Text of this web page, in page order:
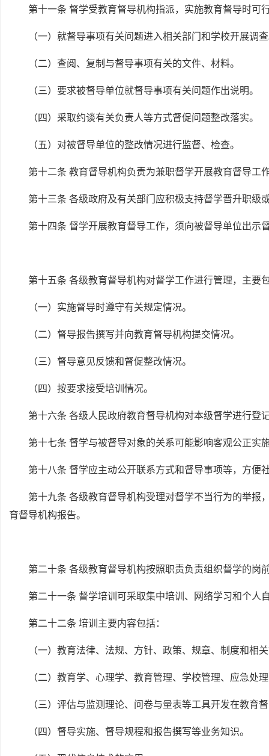
第十一条 督学受教育督导机构指派，实施教育督导时可
（一）就督导事项有关问题进入相关部门和学校开展调
（二）查阅、复制与督导事项有关的文件、材料。
（三）要求被督导单位就督导事项有关问题作出说明。
（四）采取约谈有关负责人等方式督促问题整改落实。
（五）对被督导单位的整改情况进行监督、检查。
第十二条 教育督导机构负责为兼职督学开展教育督导工
第十三条 各级政府及有关部门应积极支持督学晋升职级
第十四条 督学开展教育督导工作，须向被督导单位出示
第十五条 各级教育督导机构对督学工作进行管理，主要
（一）实施督导时遵守有关规定情况。
（二）督导报告撰写并向教育督导机构提交情况。
（三）督导意见反馈和督促整改情况。
（四）按要求接受培训情况。
第十六条 各级人民政府教育督导机构对本级督学进行登
第十七条 督学与被督导对象的关系可能影响客观公正实
第十八条 督学应主动公开联系方式和督导事项等，方便
第十九条 各级教育督导机构受理对督学不当行为的举报
育督导机构报告。
第二十条 各级教育督导机构按照职责负责组织督学的岗
第二十一条 督学培训可采取集中培训、网络学习和个人
第二十二条 培训主要内容包括：
（一）教育法律、法规、方针、政策、规章、制度和相
（二）教育学、心理学、教育管理、学校管理、应急处
（三）评估与监测理论、问卷与量表等工具开发在教育
（四）督导实施、督导规程和报告撰写等业务知识。